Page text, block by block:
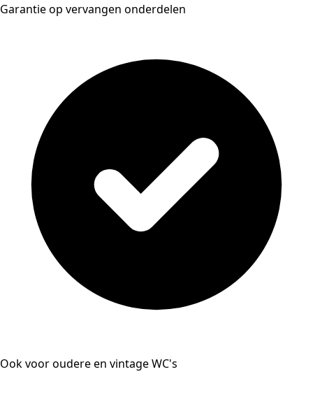
Garantie op vervangen onderdelen
Ook voor oudere en vintage WC's